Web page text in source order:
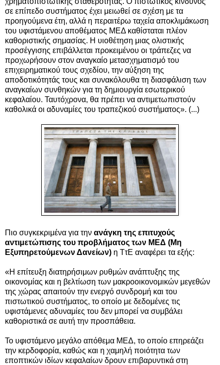
σε επίπεδο συστήματος έχει μειωθεί σε σχέση με τα
προηγούμενα έτη, αλλά η περαιτέρω ταχεία αποκλιμάκωση
του υφιστάμενου αποθέματος ΜΕΔ καθίσταται πλέον
καθοριστικής σημασίας. Η υιοθέτηση μιας ολιστικής
προσέγγισης επιβάλλεται προκειμένου οι τράπεζες να
προχωρήσουν στον αναγκαίο μετασχηματισμό του
επιχειρηματικού τους σχεδίου, την αύξηση της
αποδοτικότητάς τους και συνακόλουθα τη διασφάλιση των
αναγκαίων συνθηκών για τη δημιουργία εσωτερικού
κεφαλαίου. Ταυτόχρονα, θα πρέπει να αντιμετωπιστούν
καθολικά οι αδυναμίες του τραπεζικού συστήματος». (...)
Πιο συγκεκριμένα για την ανάγκη της επιτυχούς
αντιμετώπισης του προβλήματος των ΜΕΔ (Μη
Εξυπηρετούμενων Δανείων) η ΤτΕ αναφέρει τα εξής:
«Η επίτευξη διατηρήσιμων ρυθμών ανάπτυξης της
οικονομίας και η βελτίωση των μακροοικονομικών μεγεθών
της χώρας απαιτούν την ενεργό συνδρομή και του
πιστωτικού συστήματος, το οποίο με δεδομένες τις
υφιστάμενες αδυναμίες του δεν μπορεί να συμβάλει
καθοριστικά σε αυτή την προσπάθεια.
Το υφιστάμενο μεγάλο απόθεμα ΜΕΔ, το οποίο επηρεάζει
την κερδοφορία, καθώς και η χαμηλή ποιότητα των
εποπτικών ιδίων κεφαλαίων δρουν επιβαρυντικά στη